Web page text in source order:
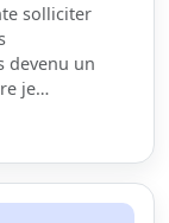
solliciter
devenu un
je…